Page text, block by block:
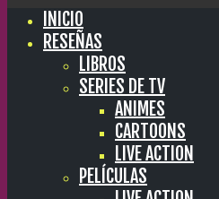
INICIO
RESEÑAS
LIBROS
SERIES DE TV
ANIMES
CARTOONS
LIVE ACTION
PELÍCULAS